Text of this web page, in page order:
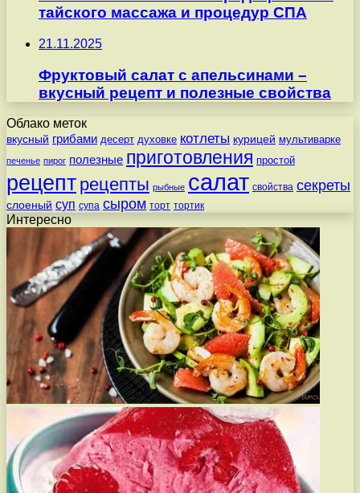
тайского массажа и процедур СПА
21.11.2025
Фруктовый салат с апельсинами –
вкусный рецепт и полезные свойства
Облако меток
вкусный грибами десерт духовке котлеты курицей мультиварке
печенье пирог полезные приготовления простой
рецепт рецепты рыбные салат свойства секреты
слоеный суп супа сыром торт тортик
Интересно